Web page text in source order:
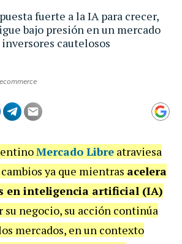
fuerte a la IA para crecer,
bajo presión en un mercado
cautelosos
Mercado Libre atraviesa
ya que mientras acelera
en inteligencia artificial (IA)
su negocio, su acción continúa
mercados, en un contexto